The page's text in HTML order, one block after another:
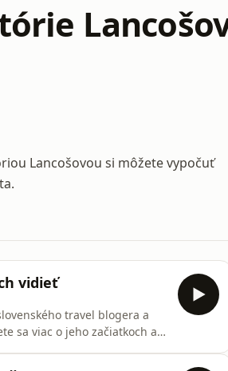
Lancošovou si môžete vypočuť
vidieť
travel blogera a
sa viac o jeho začiatkoch aj